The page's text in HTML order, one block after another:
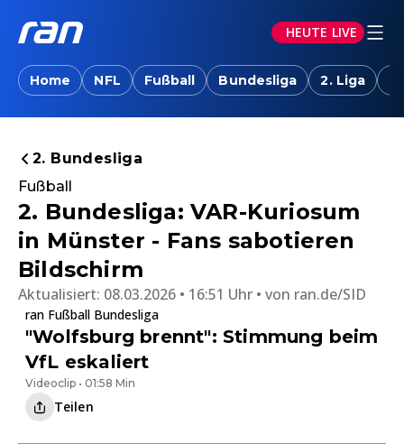
HEUTE LIVE
Home NFL Fußball Bundesliga 2. Liga
2. Bundesliga
Fußball
2. Bundesliga: VAR-Kuriosum
in Münster - Fans sabotieren
Bildschirm
Aktualisiert: 08.03.2026 • 16:51 Uhr von ran.de/SID
ran Fußball Bundesliga
"Wolfsburg brennt": Stimmung beim
VfL eskaliert
Videoclip • 01:58 Min
Teilen